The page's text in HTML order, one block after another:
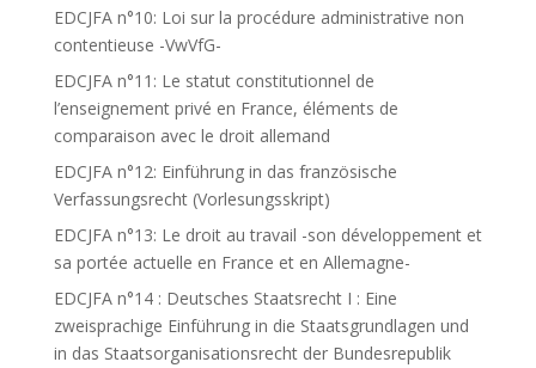
EDCJFA n°10: Loi sur la procédure administrative non
contentieuse -VwVfG-
EDCJFA n°11: Le statut constitutionnel de
l’enseignement privé en France, éléments de
comparaison avec le droit allemand
EDCJFA n°12: Einführung in das französische
Verfassungsrecht (Vorlesungsskript)
EDCJFA n°13: Le droit au travail -son développement et
sa portée actuelle en France et en Allemagne-
EDCJFA n°14 : Deutsches Staatsrecht I : Eine
zweisprachige Einführung in die Staatsgrundlagen und
in das Staatsorganisationsrecht der Bundesrepublik